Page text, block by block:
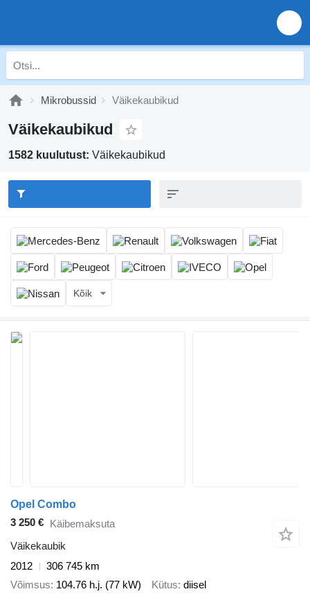
Mikrobussid Väikekaubikud
Väikekaubikud
1582 kuulutust: Väikekaubikud
Kõik
Opel Combo
3 250 € Käibemaksuta
Väikekaubik
2012
306 745 km
Võimsus 104.76 h.j. (77 kW) Kütus diisel